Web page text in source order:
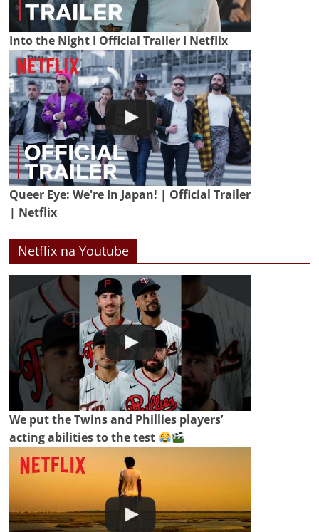
Into the Night I Official Trailer I Netflix
Queer Eye: We're In Japan! | Official Trailer
| Netflix
Netflix na Youtube
We put the Twins and Phillies players’
acting abilities to the test